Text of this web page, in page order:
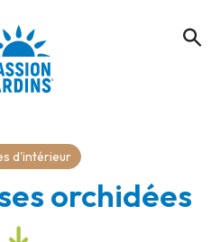
d'intérieur
orchidées